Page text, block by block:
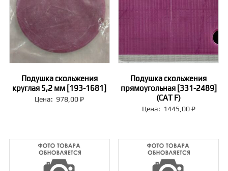
Подушка скольжения
круглая 5,2 мм [193-1681]
Цена: 978,00₽
Подушка скольжения
прямоугольная [331-2489]
(CAT F)
Цена: 1445,00₽